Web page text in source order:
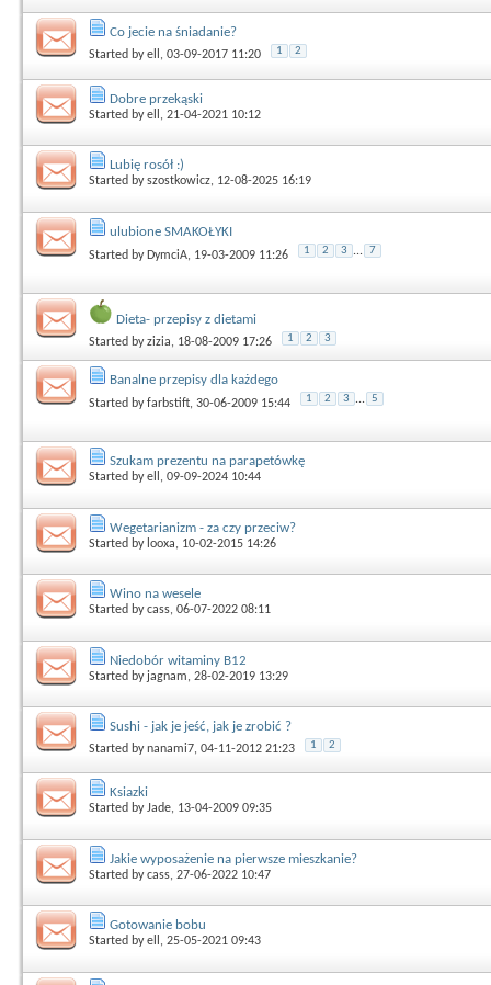
Co jecie na śniadanie?
Started byell , 03-09-2017 11:20 1 2
Dobre przekąski
Started byell , 21-04-2021 10:12
Lubię rosół :)
Started byszostkowicz, 12-08-2025 16:19
ulubione SMAKOŁYKI
Started by DymciA, 19-03-2009 11:26 1 2 3 ... 7
Dieta- przepisy z dietami
Started byzizia, 18-08-2009 17:26 1 2 3
Banalne przepisy dla każdego
Started byfarbstift, 30-06-2009 15:44 1 2 3 ... 5
Szukam prezentu na parapetówkę
Started byell , 09-09-2024 10:44
Wegetarianizm - za czy przeciw?
Started by looxa, 10-02-2015 14:26
Wino na wesele
Started bycass, 06-07-2022 08:11
Niedobór witaminy B12
Started by jagnam, 28-02-2019 13:29
Sushi - jak je jeść, jak je zrobić ?
Started bynanami7, 04-11-2012 21:23 1 2
Ksiazki
Started byJade, 13-04-2009 09:35
Jakie wyposażenie na pierwsze mieszkanie?
Started bycass, 27-06-2022 10:47
Gotowanie bobu
Started byell , 25-05-2021 09:43